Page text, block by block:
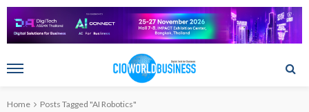
Home Posts Tagged "AI Robotics"